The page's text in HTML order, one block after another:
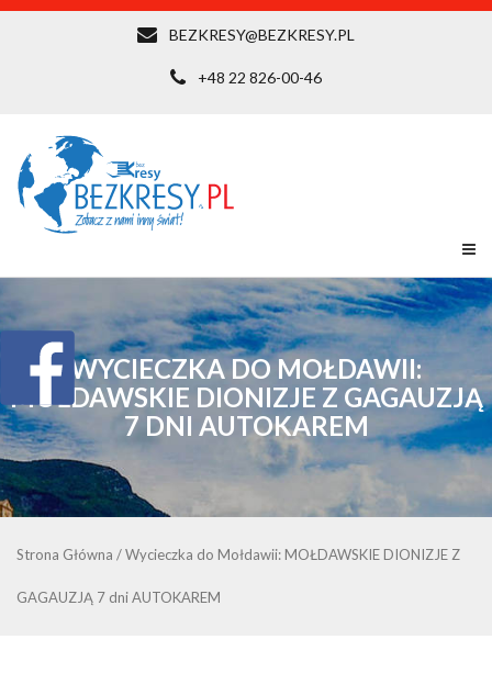
BEZKRESY@BEZKRESY.PL
+48 22 826-00-46
WYCIECZKA DO MOŁDAWII:
MOŁDAWSKIE DIONIZJE Z GAGAUZJĄ
7 DNI AUTOKAREM
Strona Główna /Wycieczka do Mołdawii: MOŁDAWSKIE DIONIZJE Z
GAGAUZJĄ 7 dni AUTOKAREM